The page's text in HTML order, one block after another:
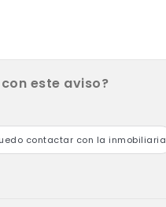
este aviso?
contactar con la inmobiliaria